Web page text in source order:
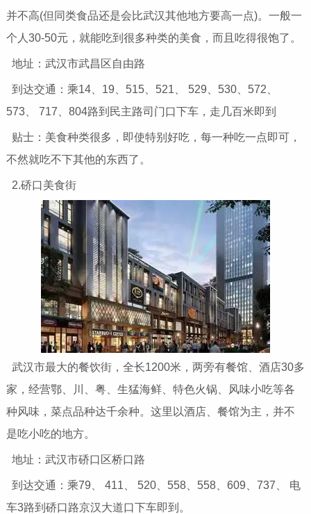
并不高(但同类食品还是会比武汉其他地方要高一点)。一般一
个人30-50元，就能吃到很多种类的美食，而且吃得很饱了。
地址：武汉市武昌区自由路
到达交通：乘14、19、515、521、 529、530、572、
573、 717、804路到民主路司门口下车，走几百米即到
贴士：美食种类很多，即使特别好吃，每一种吃一点即可，
不然就吃不下其他的东西了。
2.硚口美食街
武汉市最大的餐饮街，全长1200米，两旁有餐馆、酒店30多
家，经营鄂、川、粤、生猛海鲜、特色火锅、风味小吃等各
种风味，菜点品种达千余种。这里以酒店、餐馆为主，并不
是吃小吃的地方。
地址：武汉市硚口区桥口路
到达交通：乘79、 411、 520、558、558、609、737、 电
车3路到硚口路京汉大道口下车即到。